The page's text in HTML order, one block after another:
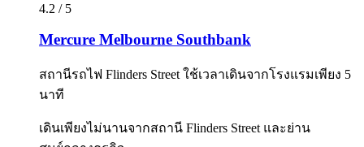
4.2 / 5
Mercure Melbourne Southbank
สถานีรถไฟ Flinders Street ใช้เวลาเดินจากโรงแรมเพียง 5
นาที
เดินเพียงไม่นานจากสถานี Flinders Street และย่าน